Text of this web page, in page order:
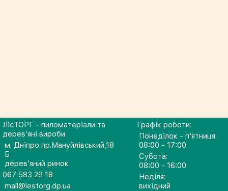
ЛісТОРГ - пиломатеріали та
дерев'яні вироби
м. Дніпро пр.Мануйлівський,18
Б
дерев'яний ринок
067 583 29 18
mail@lestorg.dp.ua
Графік роботи:
Понеділок - п'ятниця:
08:00 - 17:00
Субота:
08:00 - 16:00
Неділя:
вихідний